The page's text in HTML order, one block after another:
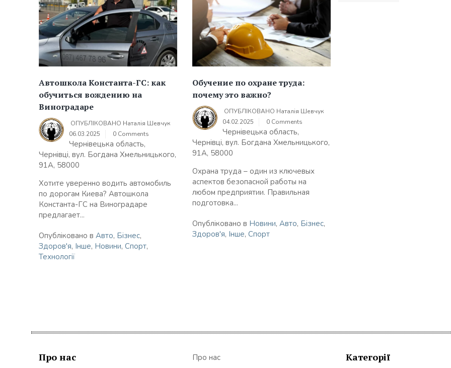
Автошкола Константа-ГС: как
обучиться вождению на
Виноградаре
ОПУБЛІКОВАНО Наталія Шевчук
06.03.2025
0 Comments
Чернівецька область,
Чернівці, вул. Богдана Хмельницького,
91А, 58000
Хотите уверенно водить автомобиль
по дорогам Киева? Автошкола
Константа-ГС на Виноградаре
предлагает...
Опубліковано в Авто, Бізнес,
Здоров'я, Інше, Новини, Спорт,
Технології
Обучение по охране труда:
почему это важно?
ОПУБЛІКОВАНО Наталія Шевчук
04.02.2025
0 Comments
Чернівецька область,
Чернівці, вул. Богдана Хмельницького,
91А, 58000
Охрана труда – один из ключевых
аспектов безопасной работы на
любом предприятии. Правильная
подготовка...
Опубліковано в Новини, Авто, Бізнес,
Здоров'я, Інше, Спорт
Про нас
Про нас
Категорії